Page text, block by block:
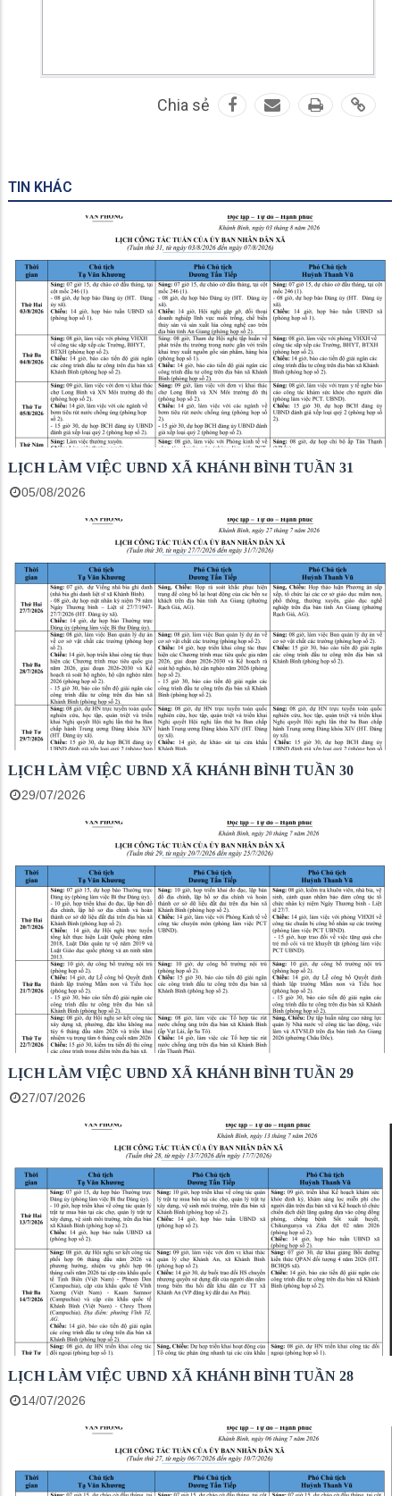
Chia sẻ
TIN KHÁC
LỊCH LÀM VIỆC UBND XÃ KHÁNH BÌNH TUẦN 31
05/08/2026
LỊCH LÀM VIỆC UBND XÃ KHÁNH BÌNH TUẦN 30
29/07/2026
LỊCH LÀM VIỆC UBND XÃ KHÁNH BÌNH TUẦN 29
27/07/2026
LỊCH LÀM VIỆC UBND XÃ KHÁNH BÌNH TUẦN 28
14/07/2026